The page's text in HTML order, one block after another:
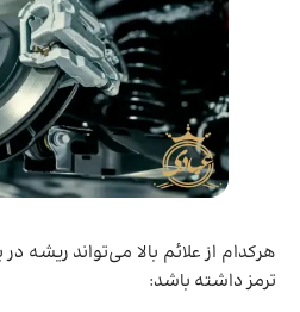
هرکدام از علائم بالا می‌تواند
ترمز داشته باشد: